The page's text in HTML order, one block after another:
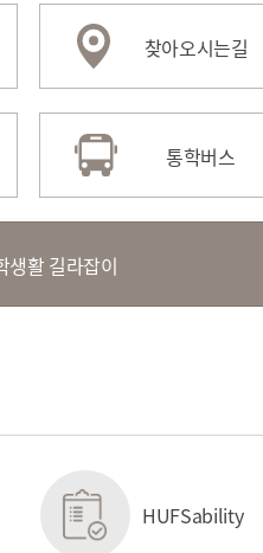
찾아오시는길
통학버스
생활 길라잡이
HUFSability